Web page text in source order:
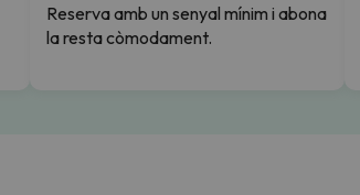
Reserva amb un senyal mínim i abona
la resta còmodament.